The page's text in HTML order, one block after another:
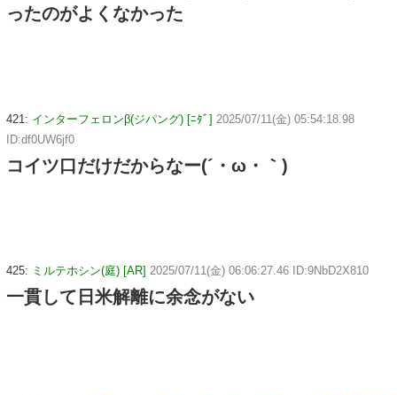
ったのがよくなかった
421: インターフェロンβ(ジパング) [ﾆﾀﾞ] 2025/07/11(金) 05:54:18.98
ID:df0UW6jf0
コイツ口だけだからなー(´・ω・｀)
425: ミルテホシン(庭) [AR] 2025/07/11(金) 06:06:27.46 ID:9NbD2X810
一貫して日米解離に余念がない